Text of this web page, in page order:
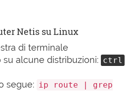
Netis su Linux
di terminale
alcune distribuzioni: ctrl
segue: ip route | grep